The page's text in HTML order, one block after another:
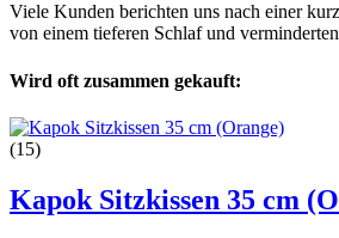
Viele Kunden berichten uns nach einer
von einem tieferen Schlaf und
Wird oft zusammen gekauft:
(15)
Kapok Sitzkissen 35 cm